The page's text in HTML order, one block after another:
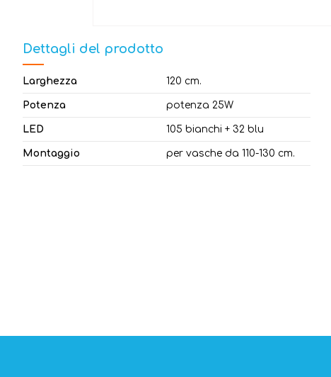
Dettagli del prodotto
Larghezza 120 cm.
Potenza potenza 25W
LED 105 bianchi + 32 blu
Montaggio per vasche da 110-130 cm.